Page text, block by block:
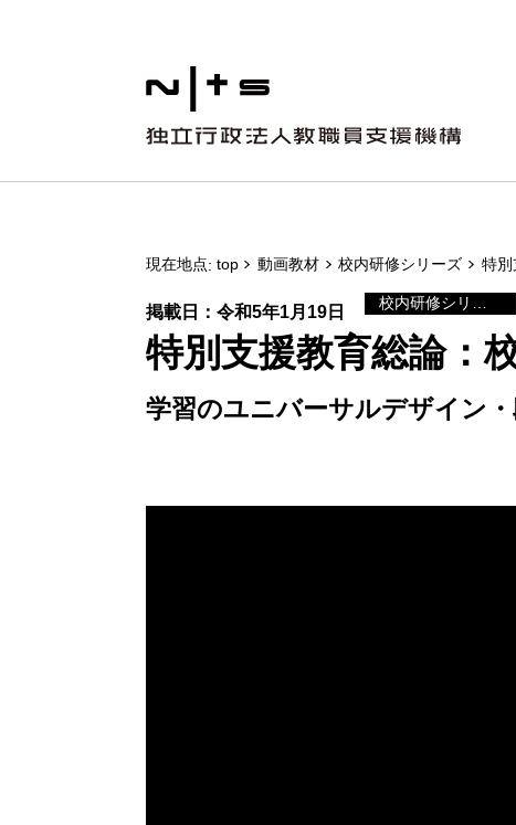
現在地点 top 動画教材 校内研修シリーズ 特別
掲載日：令和5年1月19日
特別支援教育総論：
学習のユニバーサルデザイン